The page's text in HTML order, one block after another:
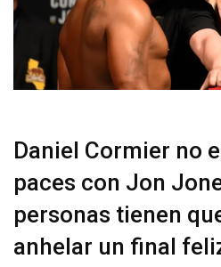
Daniel Cormier no
paces con Jon
personas tienen
anhelar un final